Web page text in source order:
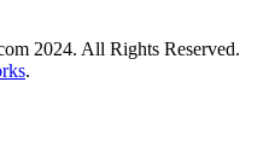
2024. All Rights Reserved.
.